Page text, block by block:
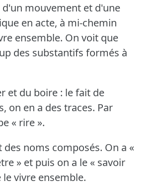
mouvement et d'une
en acte, à mi-chemin
ensemble. On voit que
des substantifs formés à
et du boire : le fait de
on en a des traces. Par
« rire ».
noms composés. On a «
» et puis on a le « savoir
vivre ensemble.